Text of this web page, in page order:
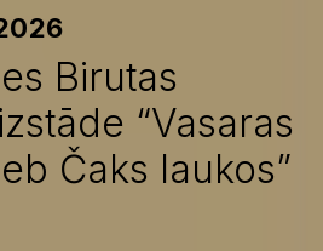
Birutas
“Vasaras
Čaks laukos”